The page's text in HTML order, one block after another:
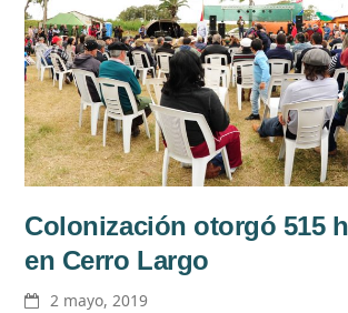
Colonización otorgó 515
en Cerro Largo
2 mayo, 2019